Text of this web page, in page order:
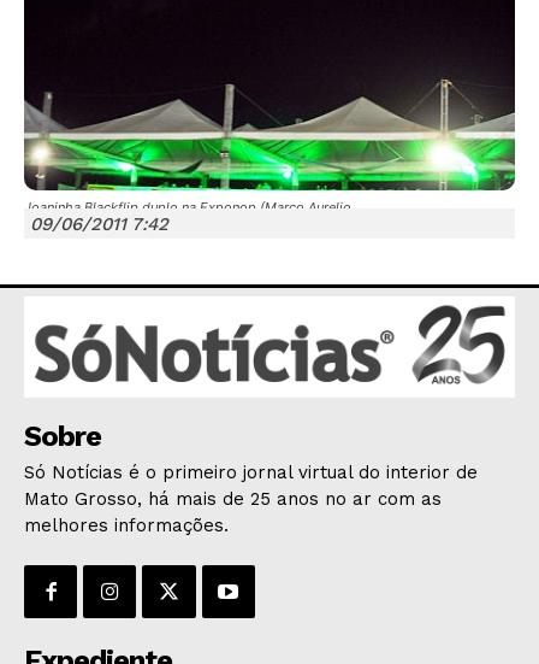
POLÍTICA
POLÍCIA
ESPORTES
ECONOMIA
OPINIÃO
Joaninha Blackflip duplo na Exponop (Marco Aurelio
09/06/2011 7:42
Sobre
Só Notícias é o primeiro jornal virtual do interior de
Mato Grosso, há mais de 25 anos no ar com as
melhores informações.